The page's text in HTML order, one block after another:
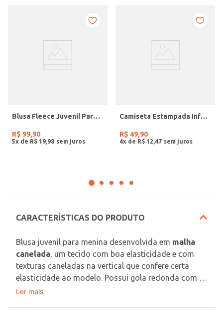
Blusa Fleece Juvenil Para Menina - VINHO
R$ 99,90
5x de R$ 19 98
Camiseta Estampada Infantil Para Menino - LARANJA
R$ 49,90
4x de R$ 12 47
CARACTERÍSTICAS DO PRODUTO
Blusa juvenil para menina desenvolvida em malha
canelada , um tecido com boa elasticidade e com
texturas caneladas na vertical que confere certa
elasticidade ao modelo. Possui gola redonda com
reforço interno que garante maior durabilidade,
Tecido: Malha Canelada
Ler mais